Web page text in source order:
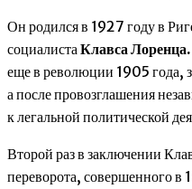
Он родился в 1927 году в
социалистаКлавса Лоренца.
еще в революции 1905 года,
а после провозглашения
к легальной политической
Второй раз в заключении
переворота, совершенного в